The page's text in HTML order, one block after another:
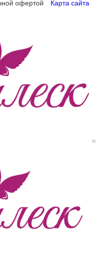
офертой
Карта сайта
×